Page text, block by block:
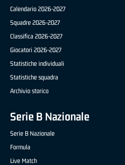
Calendario 2026-2027
Squadre 2026-2027
Classifica 2026-2027
Giocatori 2026-2027
Statistiche individuali
Statistiche squadra
Archivio storico
Serie B Nazionale
Serie B Nazionale
Formula
Live Match